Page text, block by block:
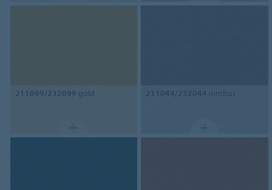
211099/232099 gold 211044/232044 nimbus